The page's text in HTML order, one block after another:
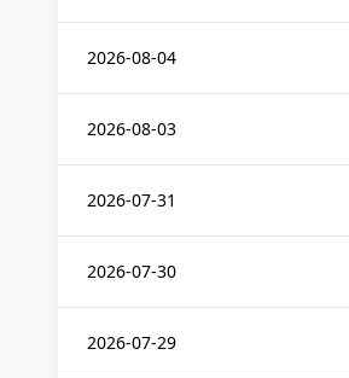
2026-08-04
2026-08-03
2026-07-31
2026-07-30
2026-07-29